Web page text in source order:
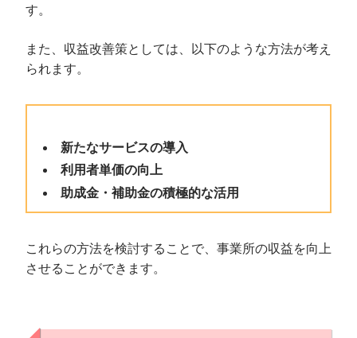
す。
また、収益改善策としては、以下のような方法が考え
られます。
新たなサービスの導入
利用者単価の向上
助成金・補助金の積極的な活用
これらの方法を検討することで、事業所の収益を向上
させることができます。